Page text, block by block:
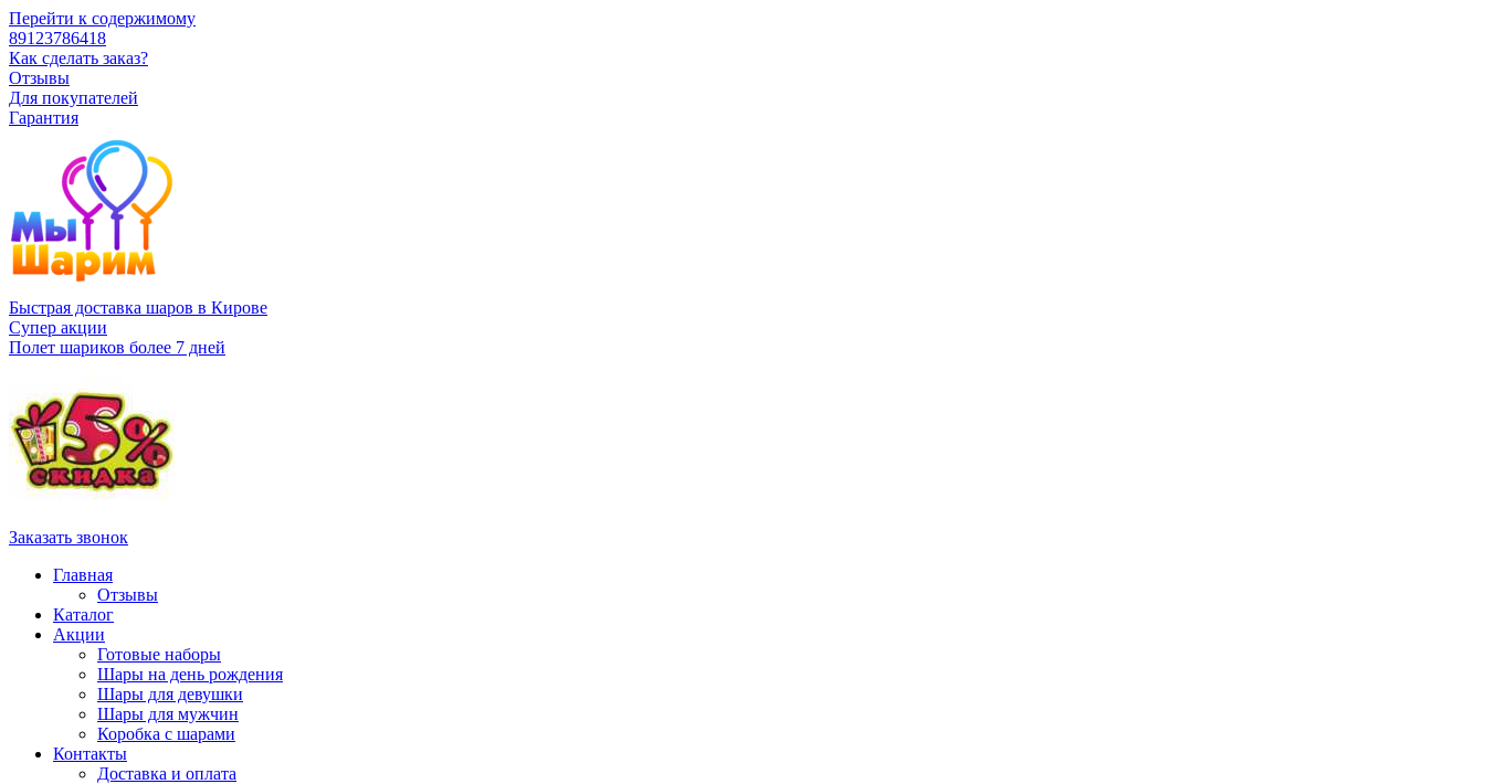
Перейти к содержимому
89123786418
Как сделать заказ?
Отзывы
Для покупателей
Гарантия
Быстрая доставка шаров в Кирове
Супер акции
Полет шариков более 7 дней
Заказать звонок
Главная
Отзывы
Каталог
Акции
Готовые наборы
Шары на день рождения
Шары для девушки
Шары для мужчин
Коробка с шарами
Контакты
Доставка и оплата